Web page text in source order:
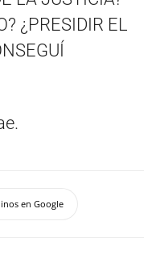
¿PRESIDIR EL
en Google